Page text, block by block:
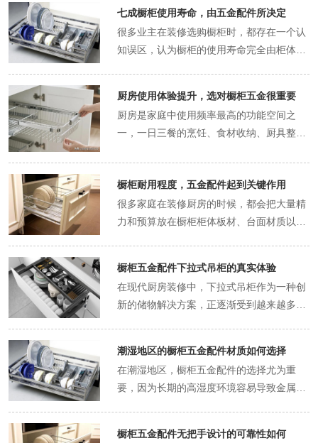
匀分散受力，避免局部压力过大导致层板弯
曲、板材开裂，同时保护柜体孔位不受损
伤，延长橱柜整体使用寿命。除此之外，合
收纳布局更加合理，最大化利用柜体内部空
间。市面上的橱柜层板托主要分为塑料款、
普通铁款、不锈钢加厚款三种主流类型，不
便，绝缘性好，但是承重能力较弱、耐磨性
差，长期承受重物容易老化、开裂、变形，
厨房潮湿的环境会加速塑料老化，使用一两
年就会出现破损失效的情况，仅适合干燥空
间、轻承重的收纳场景，不建议用于厨房橱
柜。普通铁质层板托硬度高于塑料款，承重
能力有所提升，但是表层镀层磨损后容易生
命。不锈钢加厚层板托是最适配厨房橱柜的
优选款式，也是目前定制橱柜的主流配置。
这款层板托质地坚硬、承重性强、不易变
能五金影响的是使用体验，而基础五金直接
决定橱柜会不会变形、松动、损坏，是橱柜
装修中绝对不能省钱的关键环节。很多业主
价劣质的基础五金，最终导致橱柜使用两三
年就出现柜体散架、板材开裂的问题，得不
偿失。三合一连接件是目前定制橱柜最主
流、使用范围最广的柜体连接五金，也被业
偏心轮、连接杆、预埋螺母三个部件组成，
三个部件相互配合，实现两块板材之间的紧
密拼接固定。预埋螺母提前嵌入板材预留的
孔位中，起到固定扎根的作用，连接杆拧入
连接件的核心优势是拼接紧实、固定力度
强、稳定性高，能够让板材拼接缝隙均匀平
整，长期使用不易松动。而且拆装便捷，如
果后期需要调整橱柜位置、翻新改造，可直
接拆卸重组，不会损伤板材结构。三合一配
厚实，偏心轮咬合紧密、锁紧力度充足，连
接杆硬度高、不易弯折滑丝，预埋螺母与板
音，同时保护柜门漆面和柜体边角，减少磕
碰损伤。不同规格的铰链适配不同的柜门安
装方式，全盖柜门、半盖柜门、内嵌柜门需
较差或者规格不符，使用半年到一年就会出
现柜门歪斜、关不严、自动弹开等问题，后
期维修调试的成本和麻烦会大幅增加。抽屉
性。厨房抽屉需要长期存放碗碟、锅具、刀
具、杂粮等重物，对导轨的承重性和稳定性
要求很高。优质的三节导轨可以实现抽屉全
拉出设计，柜体内部深处的物品能够完全暴
露，取用收纳都很方便，不会出现空间浪
费。阻尼导轨自带缓冲回弹结构，抽屉推到
末端会自动缓慢闭合，不会出现用力过猛夹
露的金属结构，不会堆积油烟灰尘，清洁打
理更加便捷。性能不佳的导轨，推拉过程会
出现卡顿、异响、晃动等问题，长期承重后
响使用安全。橱柜各类拉篮五金是优化厨房
装修的必备配件，缺一不可。这类五金包含
三合一连接件、二合一连接件、层板托、柜
体螺丝、预埋螺母等小件配件，看似体积小
由多块板材拼接而成，板材之间的紧密贴
合、稳固固定，完全依靠三合一、二合一连
接件实现，配件的品质直接决定柜体是否松
时支持层板高度灵活调节，适配不同高度的
收纳物品。很多人觉得小件五金无关紧要，
装修时让工人随意用廉价配件替换，后期很
这也是很多橱柜用不久就变形的主要原因。
开合缓冲五金是针对橱柜柜门的专用配件，
主要包含各类柜门铰链、柜门磁吸、缓冲器
等，核心作用是实现柜门顺畅开合、静音缓
冲，保护柜门和柜体。厨房柜门是日常开合
频率最高的部位，柜门能否严实闭合、开合
是否静音、长期使用是否下垂，全部由这类
盖、半盖、内嵌式柜门，不同柜体柜门的搭
磨性都有着极高的要求，选对五金，相当于
给橱柜装上了耐用的“心脏”和“关节”。今天
就给大家全方位科普厨房橱柜各类五金配件
链是橱柜最基础也最重要的五金配件，负责
性能更出色，长期使用不容易生锈卡顿。冷
铰链的壁厚能够达到1毫米左右，手感厚重
扎实，按压开合松紧有度，不会出现松垮或
过紧的情况。阻尼效果也是核心参考点，优
质的自带阻尼缓冲的铰链，关门时会缓慢贴
现场反复开合测试，劣质铰链开合生涩、缓
冲不均匀，使用一段时间后缓冲功能就会失
效，柜门会直接磕碰柜体。同时还要避开轻
期使用会导致柜门歪斜、缝隙不均，后期调
其职、作用完全不同，缺一不可，共同决定
了橱柜的使用体验和整体颜值质感，装修选
购时需要针对性区分，按需挑选搭配。功能
耐用性，是橱柜能够正常运作的基础。这类
五金不追求花哨的外观设计，核心优势在于
结构稳定、性能靠谱、损耗低、寿命长，覆
轨、阻尼器、橱柜支撑脚、各类收纳拉篮、
升降支架、连接件、防震配件等，都属于功
能性五金范畴，每一款配件都对应专属的实
门开合、缓冲、定位的作用，品质合格的铰
链能实现柜门轻柔静音闭合，避免撞击、夹
手、异响问题，保障柜门长期开合顺畅不变
形。抽屉滑轨决定抽屉的推拉手感、承重能
力和稳定性，优质滑轨推拉顺滑、承重扎
实、不晃动、不卡顿，适配日常重物收纳使
用。各类收纳拉篮、转角五金、升降五金，
纳杂乱、空间浪费、取用不便的问题，提升
厨房收纳效率。橱柜支撑脚、固定连接件则
饪产生的油烟、水渍、清洁剂残留，形成了
极易腐蚀金属的特殊环境。橱柜五金配件大
多为金属材质，长期处于这样的潮湿油烟环
境中，最容易出现的问题就是生锈、腐蚀、
氧化，五金一旦生锈，不仅外观发黑发黄、
布满锈迹，还会直接出现卡顿、松动、开合
不畅、断裂失效等问题，严重影响橱柜使
不达标导致的。掌握适合潮湿厨房环境的五
金防锈挑选方法，是延长橱柜五金使用寿
命、保障橱柜稳定使用的关键。挑选橱柜防
锈五金，首先要重点关注五金的基材材质，
材、薄铁皮制作，这类材质成本低廉，结构
松软，表面防护层磨损后，接触厨房的水
汽、油烟、清洁剂残留，会快速发生氧化生
实用性兼具的是不锈钢材质五金，正规的优
质不锈钢材质密度高、结构稳定，本身具备
良好的抗氧化、抗腐蚀能力，在潮湿油烟环
境中，不易被水汽侵蚀，能从根源减少生锈
问题。还有部分高端五金采用合金材质，经
七成橱柜使用寿命，由五金配件所决定
很多业主在装修选购橱柜时，都存在一个认
知误区，认为橱柜的使用寿命完全由柜体板
实践和长期使用数据表明，橱柜的整体使用
年限，主材的影响占比并不高，五金配件才
是决定橱柜寿命的核心关键，行业内普遍认
数据并不是夸大其词，而是结合万千家庭的
橱柜使用现状总结而来，真实反映了五金配
件对橱柜整体寿命的决定性作用。橱柜的柜
体板材、石英石台面、门板等主材，本身的
物理稳定性极强。正规厂家生产的橱柜板
材，经过防潮、抗压、防变形处理，正常居
家使用、避免暴力磕碰和长期泡水，基本不
切菜、放置高温厨具、沾染油污污渍，都不
会轻易受损。这些主材的使用寿命大多可以
达到十五年甚至二十年以上，只要日常简单
完全不同，所有五金配件都是动态损耗部
厨房使用体验提升，选对橱柜五金很重要
厨房是家庭中使用频率最高的功能空间之
一，一日三餐的烹饪、食材收纳、厨具整理
间、金钱装修厨房，精心设计橱柜布局、挑
选高颜值台面、搭配精致厨卫电器，却依旧
觉得厨房用起来别扭、不方便，核心原因往
的便捷度、舒适度、顺滑度，全都和五金配
件的品质与类型息息相关。居家烹饪的过程
中，细微的使用感受最能影响整体体验。做
饭时双手经常沾满油污、水渍，开合橱柜柜
门、推拉抽屉拿取食材厨具是高频操作。如
果橱柜搭配的是普通劣质铰链，柜门开合会
有明显的撞击声，用力过小关不严实，用力
因为反复调整柜门，沾染到柜体和门面上，
橱柜耐用程度，五金配件起到关键作用
很多家庭在装修厨房的时候，都会把大量精
力和预算放在橱柜柜体板材、台面材质以及
不起眼的五金配件。多数人觉得橱柜的耐用
性主要靠板材厚度和台面质量，实则长期使
用下来，真正决定橱柜能不能长久使用、不
易损坏的核心因素，是各类五金配件。橱柜
就像一套完整的家居系统，板材和台面是整
体框架，五金配件则是连接、支撑、运作的
核心骨骼与关节，骨骼和关节的品质不佳，
的使用频率极高，一日三餐的备餐、收纳、
橱柜五金配件下拉式吊柜的真实体验
在现代厨房装修中，下拉式吊柜作为一种创
新的储物解决方案，正逐渐受到越来越多家
户取用高处物品，尤其适合身高不高或存储
重物的场景。那么，下拉式吊柜的真实体验
究竟如何呢？从安装和使用角度来看，下拉
式吊柜的安装相对复杂，需要专业的安装人
员进行精确测量和调试。但一旦安装完成，
潮湿地区的橱柜五金配件材质如何选择
在潮湿地区，橱柜五金配件的选择尤为重
要，因为长期的高湿度环境容易导致金属生
橱柜五金配件无把手设计的可靠性如何